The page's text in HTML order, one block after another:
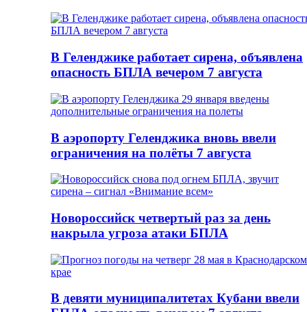
В Геленджике работает сирена, объявлена
опасность БПЛА вечером 7 августа
В аэропорту Геленджика вновь ввели
ограничения на полёты 7 августа
Новороссийск четвертый раз за день
накрыла угроза атаки БПЛА
В девяти муниципалитетах Кубани ввели